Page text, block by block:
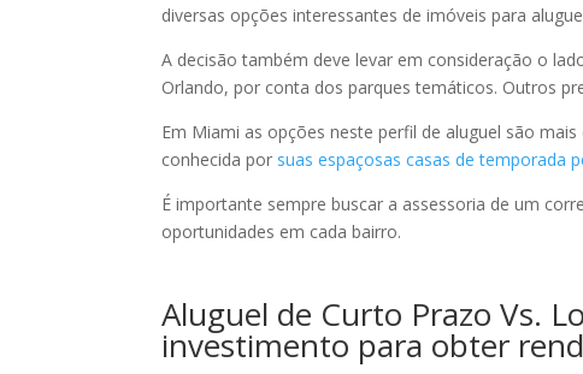
diversas opções interessantes de imóveis para
A decisão também deve levar em consideração o
Orlando, por conta dos parques temáticos. Outros
Em Miami as opções neste perfil de aluguel são
conhecida por suas espaçosas casas de temporada
É importante sempre buscar a assessoria de um
oportunidades em cada bairro.
Aluguel de Curto Prazo Vs.
investimento para obter